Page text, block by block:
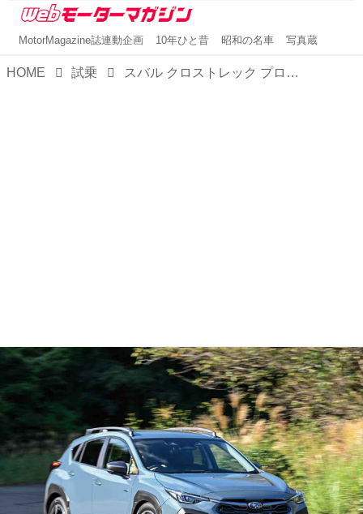
MotorMagazine誌連動企画 10年ひと昔 昭和の名車 写真蔵
HOME 試乗 スバル クロストレック プロトタイプ 試乗「XVから名称をクロストレックに世界で統一」